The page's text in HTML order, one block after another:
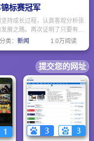
标赛冠军
持成长过程，认真客观分析张
展之路。再次证明了只要有中
，都可以实现中国梦。
分类：新闻 1.0万阅读
提交您的网址